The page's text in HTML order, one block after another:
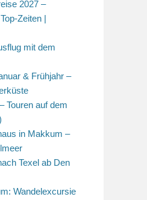
2027 –
Zeiten |
mit dem
& Frühjahr –
Touren auf dem
in Makkum –
Texel ab Den
Wandelexcursie